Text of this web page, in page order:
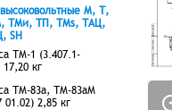
М, Т,
ТМи, ТП, ТМs, ТАЦ,
SH
ТМ-1 (3.407.1-
17,20 кг
ТМ-83а, ТМ-83аМ
01.02) 2,85 кг